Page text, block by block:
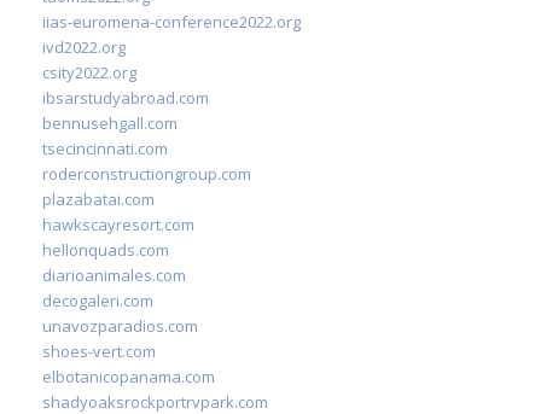
iias-euromena-conference2022.org
ivd2022.org
csity2022.org
ibsarstudyabroad.com
bennusehgall.com
tsecincinnati.com
roderconstructiongroup.com
plazabatai.com
hawkscayresort.com
hellonquads.com
diarioanimales.com
decogaleri.com
unavozparadios.com
shoes-vert.com
elbotanicopanama.com
shadyoaksrockportrvpark.com